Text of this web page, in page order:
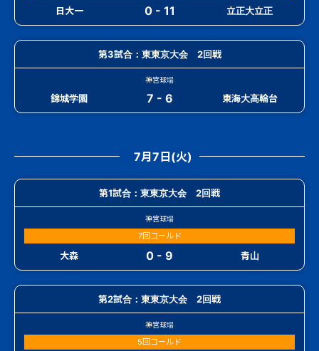
日大一 0 - 11 立正大立正
第3試合：東東京大会 2回戦
神宮球場
錦城学園 7 - 6 東海大高輪台
7月7日(火)
第1試合：東東京大会 2回戦
神宮球場
7回コールド
大森 0 - 9 青山
第2試合：東東京大会 2回戦
神宮球場
5回コールド